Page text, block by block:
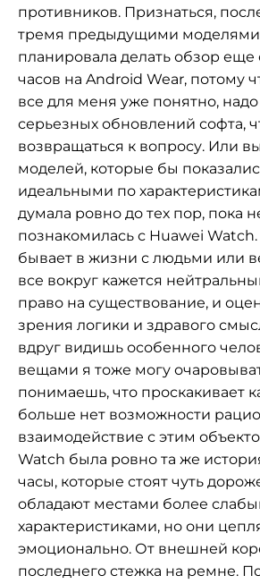
противников. Признаться,
тремя предыдущими моделями
планировала делать обзор еще
часов на Android Wear, потому
все для меня уже понятно, надо
серьезных обновлений софта,
возвращаться к вопросу. Или
моделей, которые бы
идеальными по
думала ровно до тех пор, пока
познакомилась с Huawei Watch.
бывает в жизни с людьми или
все вокруг кажется
право на существование, и
зрения логики и здравого
вдруг видишь особенного
вещами я тоже могу
понимаешь, что проскакивает
больше нет возможности
взаимодействие с этим
Watch была ровно та же
часы, которые стоят чуть
обладают местами более
характеристиками, но они
эмоционально. От внешней
последнего стежка на ремне.